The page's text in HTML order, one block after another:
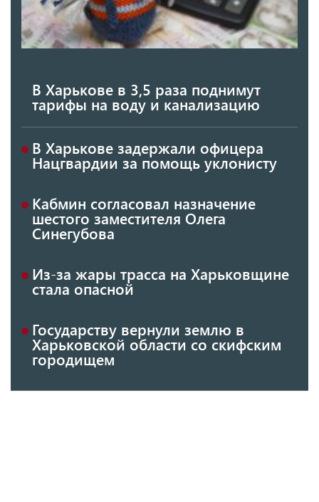
В Харькове в 3,5 раза поднимут
тарифы на воду и канализацию
В Харькове задержали офицера
Нацгвардии за помощь уклонисту
Кабмин согласовал назначение
шестого заместителя Олега
Синегубова
Из-за жары трасса на Харьковщине
стала опасной
Государству вернули землю в
Харьковской области со скифским
городищем